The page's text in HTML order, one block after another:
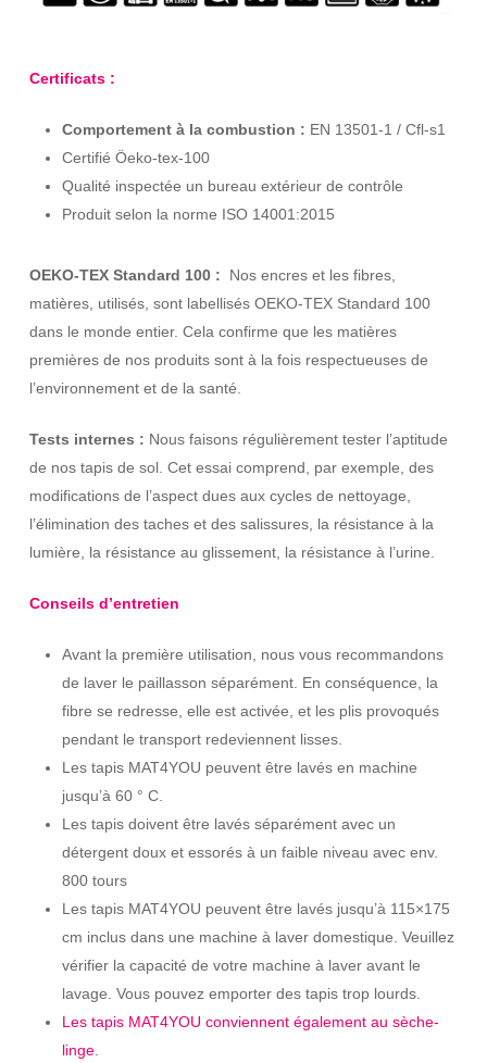
Certificats :
Comportement à la combustion : EN 13501-1 / Cfl-s1
Certifié Öeko-tex-100
Qualité inspectée un bureau extérieur de contrôle
Produit selon la norme ISO 14001:2015
OEKO-TEX Standard 100 : Nos encres et les fibres,
matières, utilisés, sont labellisés OEKO-TEX Standard 100
dans le monde entier. Cela confirme que les matières
premières de nos produits sont à la fois respectueuses de
l’environnement et de la santé.
Tests internes : Nous faisons régulièrement tester l’aptitude
de nos tapis de sol. Cet essai comprend, par exemple, des
modifications de l’aspect dues aux cycles de nettoyage,
l’élimination des taches et des salissures, la résistance à la
lumière, la résistance au glissement, la résistance à l’urine.
Conseils d’entretien
Avant la première utilisation, nous vous recommandons
de laver le paillasson séparément. En conséquence, la
fibre se redresse, elle est activée, et les plis provoqués
pendant le transport redeviennent lisses.
Les tapis MAT4YOU peuvent être lavés en machine
jusqu’à 60 ° C.
Les tapis doivent être lavés séparément avec un
détergent doux et essorés à un faible niveau avec env.
800 tours
Les tapis MAT4YOU peuvent être lavés jusqu’à 115×175
cm inclus dans une machine à laver domestique. Veuillez
vérifier la capacité de votre machine à laver avant le
lavage. Vous pouvez emporter des tapis trop lourds.
Les tapis MAT4YOU conviennent également au sèche-
linge.